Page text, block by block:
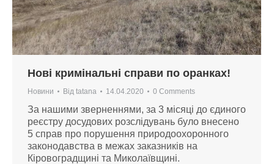
Нові кримінальні справи по оранках!
Новини Від tatana 14.04.2020 0 Comments
За нашими зверненнями, за 3 місяці до єдиного
реєстру досудових розслідувань було внесено
5 справ про порушення природоохоронного
законодавства в межах заказників на
Кіровоградщині та Миколаївщині.